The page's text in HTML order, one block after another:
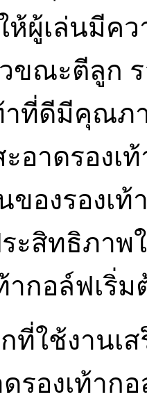
ห้ผู้เล่นมีค
ขณะตีลูก
าที่ดีมีคุณ
อาดรองเ
ของรองเ
ะสิทธิภาพ
ากอล์ฟเริ่
ที่ใช้งานเ
รองเท้า